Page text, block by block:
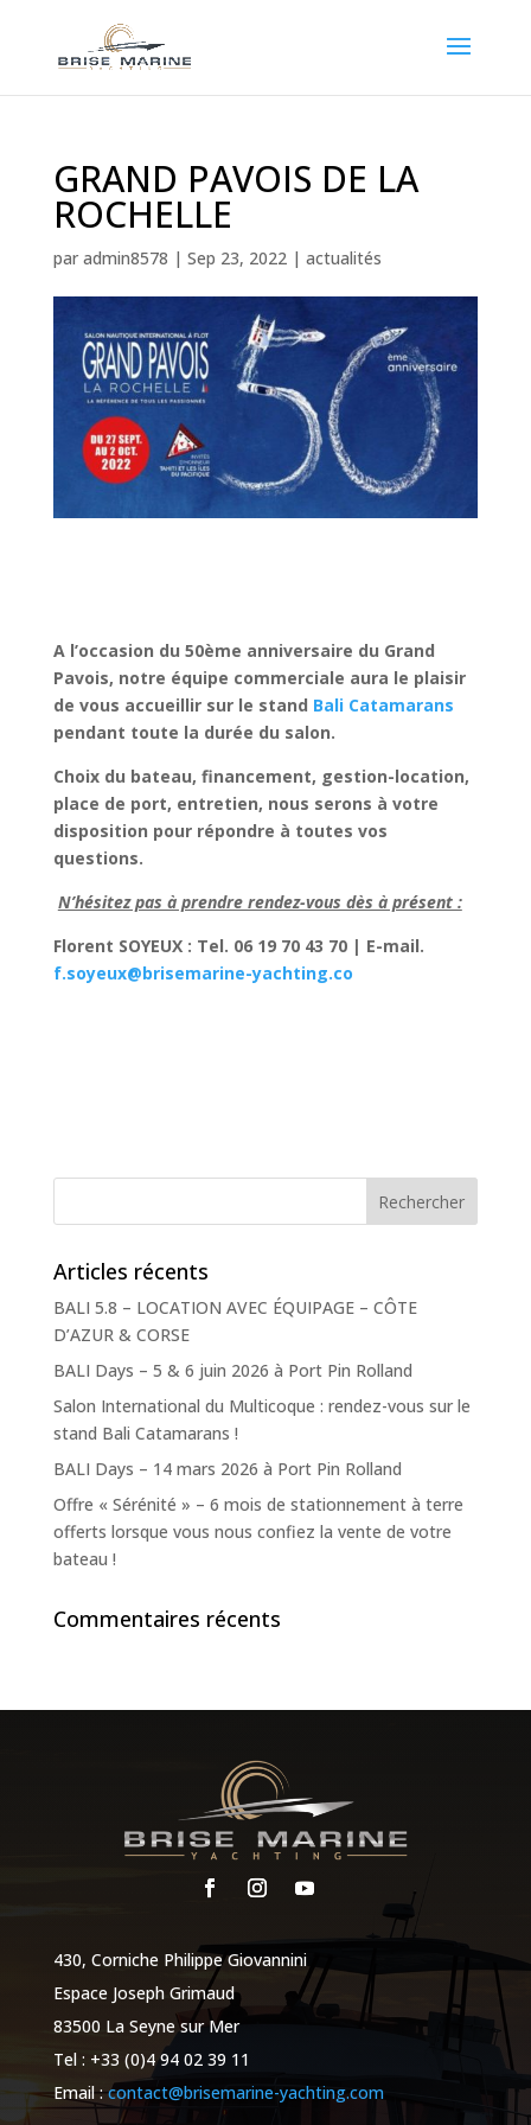
GRAND PAVOIS DE LA
ROCHELLE
par admin8578 | Sep 23, 2022| actualités
A l’occasion du 50ème anniversaire du Grand
Pavois, notre équipe commerciale aura le plaisir
de vous accueillir sur le stand Bali Catamarans
pendant toute la durée du salon.
Choix du bateau, financement, gestion-location,
place de port, entretien, nous serons à votre
disposition pour répondre à toutes vos
questions.
N’hésitez pas à prendre rendez-vous dès à présent :
Florent SOYEUX : Tel. 06 19 70 43 70 | E-mail.
f.soyeux@brisemarine-yachting.co
Articles récents
BALI 5.8 – LOCATION AVEC ÉQUIPAGE – CÔTE
D’AZUR & CORSE
BALI Days – 5 & 6 juin 2026 à Port Pin Rolland
Salon International du Multicoque : rendez-vous sur le
stand Bali Catamarans !
BALI Days – 14 mars 2026 à Port Pin Rolland
Offre « Sérénité » – 6 mois de stationnement à terre
offerts lorsque vous nous confiez la vente de votre
bateau !
Commentaires récents
430, Corniche Philippe Giovannini
Espace Joseph Grimaud
83500 La Seyne sur Mer
Tel : +33 (0)4 94 02 39 11
Email :contact@brisemarine-yachting.com